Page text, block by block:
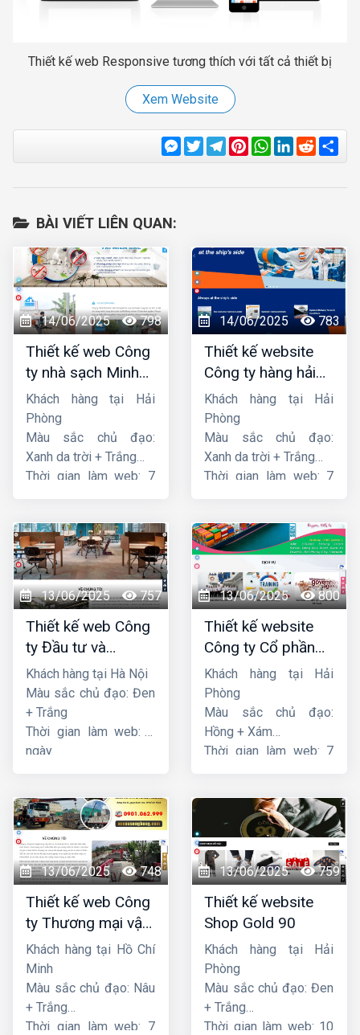
Thiết kế web Responsive tương thích với tất cả thiết bị
Xem Website
Messenger
TwitterTelegram
Pinterest
WhatsApp
LinkedIn
Reddit
BÀI VIẾT LIÊN QUAN:
14/06/2025 798
Thiết kế web Công
ty nhà sạch Minh
Dương
Khách hàng tại Hải
Phòng
Màu sắc chủ đạo:
Xanh da trời + Trắng
Thời gian làm web: 7
14/06/2025 783
Thiết kế website
Công ty hàng hải
liên minh
Khách hàng tại Hải
Phòng
Màu sắc chủ đạo:
Xanh da trời + Trắng
Thời gian làm web: 7
13/06/2025 757
Thiết kế web Công
ty Đầu tư và
Thương mại Five-
Star
Khách hàng tại Hà Nội
Màu sắc chủ đạo: Đen
+ Trắng
Thời gian làm web: 7
ngày
13/06/2025 800
Thiết kế website
Công ty Cổ phần
dịch vụ hàng hải
Sen
Khách hàng tại Hải
Phòng
Màu sắc chủ đạo:
Hồng + Xám
Thời gian làm web: 7
13/06/2025 748
Thiết kế web Công
ty Thương mại vận
tải Song Bằng
Khách hàng tại Hồ Chí
Minh
Màu sắc chủ đạo: Nâu
+ Trắng
Thời gian làm web: 7
13/06/2025 759
Thiết kế website
Shop Gold 90
Khách hàng tại Hải
Phòng
Màu sắc chủ đạo: Đen
+ Trắng
Thời gian làm web: 10